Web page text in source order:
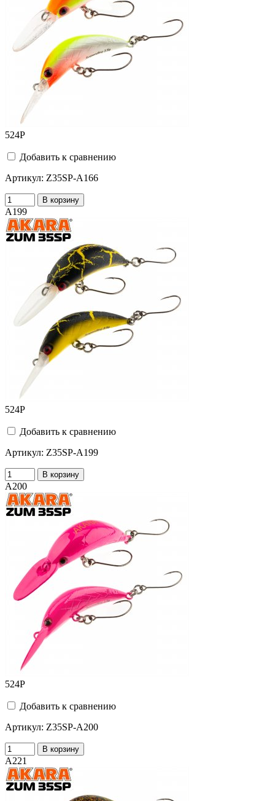
524Р
Добавить к сравнению
Артикул: Z35SP-A166
В корзину
A199
524Р
Добавить к сравнению
Артикул: Z35SP-A199
В корзину
A200
524Р
Добавить к сравнению
Артикул: Z35SP-A200
В корзину
A221